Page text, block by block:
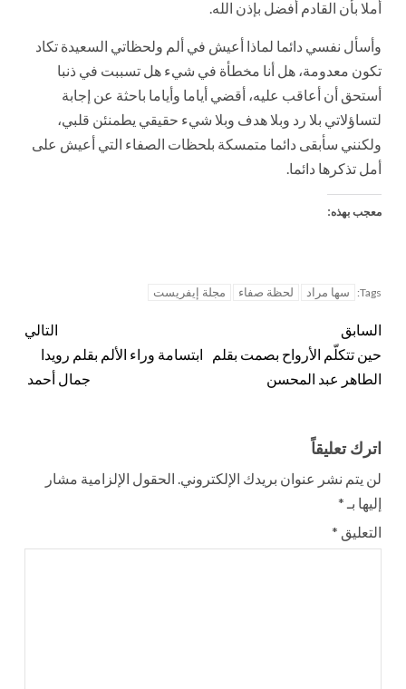
أملا بأن القادم أفضل بإذن الله.
وأسأل نفسي دائما لماذا أعيش في ألم ولحظاتي السعيدة تكاد
تكون معدومة، هل أنا مخطأة في شيء هل تسببت في ذنبا
أستحق أن أعاقب عليه، أقضي أياما وأياما باحثة عن إجابة
لتساؤلاتي بلا رد وبلا هدف وبلا شيء حقيقي يطمنئن قلبي،
ولكنني سأبقى دائما متمسكة بلحظات الصفاء التي أعيش على
أمل تذكرها دائما.
معجب بهذه:
Tags: سها مراد لحظة صفاء مجلة إيفريست
السابق
حين تتكلّم الأرواح بصمت بقلم
الطاهر عبد المحسن
التالي
ابتسامة وراء الألم بقلم رويدا
جمال أحمد
اترك تعليقاً
لن يتم نشر عنوان بريدك الإلكتروني. الحقول الإلزامية مشار
إليها بـ *
التعليق *